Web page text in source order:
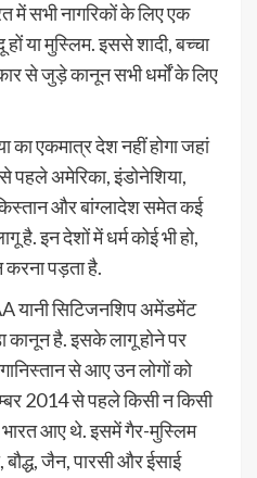
में सभी नागरिकों के लिए एक
हों या मुस्लिम. इससे शादी, बच्चा
से जुड़े कानून सभी धर्मों के लिए
का एकमात्र देश नहीं होगा जहां
पहले अमेरिका, इंडोनेशिया,
और बांग्लादेश समेत कई
है. इन देशों में धर्म कोई भी हो,
करना पड़ता है.
यानी सिटिजनशिप अमेंडमेंट
कानून है. इसके लागू होने पर
से आए उन लोगों को
2014 से पहले किसी न किसी
भारत आए थे. इसमें गैर-मुस्लिम
जैन, पारसी और ईसाई